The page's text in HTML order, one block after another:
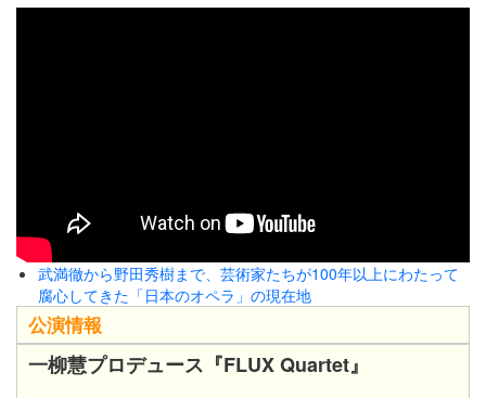
武満徹から野田秀樹まで、芸術家たちが100年以上にわたって
腐心してきた「日本のオペラ」の現在地
公演情報
一柳慧プロデュース『FLUX Quartet』